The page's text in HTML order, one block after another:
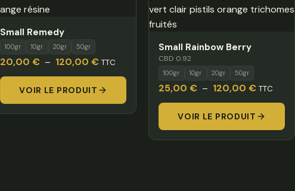
Small Remedy
100gr 10gr 20gr 50gr
20,00 € – 120,00 €Plage
de
prix :
20,00 €
TTC
VOIR LE PRODUIT
Small Rainbow Berry
CBD 0.92
100gr 10gr 20gr 50gr
25,00 € – 120,00 €Plage
de
prix :
25,00 €
TTC
VOIR LE PRODUIT